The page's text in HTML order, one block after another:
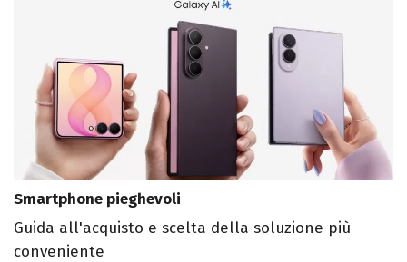
Smartphone pieghevoli
Guida all'acquisto e scelta della soluzione più
conveniente